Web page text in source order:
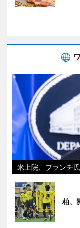
米上院、ブランチ
柏、